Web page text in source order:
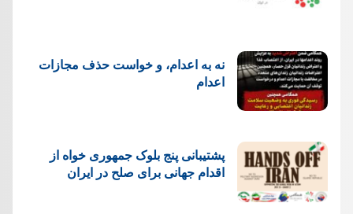
نه به اعدام، و خواست حذف مجازات
اعدام
پشتيبانی پنج بلوک جمهوری خواه از
اقدام جهانی برای صلح در ایران